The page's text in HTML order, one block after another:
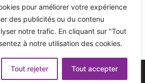
pour améliorer votre expérience
des publicités ou du contenu
notre trafic. En cliquant sur "Tout
à notre utilisation des cookies.
Tout rejeter Tout accepter
un policier de l'Ohio après la
diffamation
Music -